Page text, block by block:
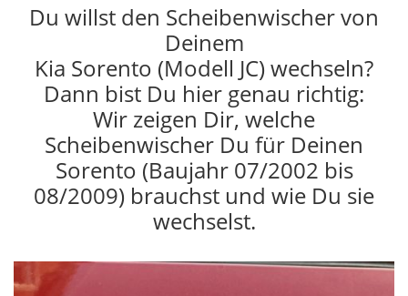
Du willst den Scheibenwischer von
Deinem
Kia Sorento (Modell JC) wechseln?
Dann bist Du hier genau richtig:
Wir zeigen Dir, welche
Scheibenwischer Du für Deinen
Sorento (Baujahr 07/2002 bis
08/2009) brauchst und wie Du sie
wechselst.